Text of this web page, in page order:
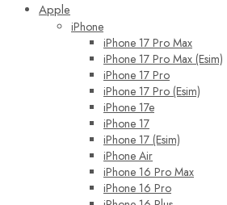
Apple
iPhone
iPhone 17 Pro Max
iPhone 17 Pro Max (Esim)
iPhone 17 Pro
iPhone 17 Pro (Esim)
iPhone 17e
iPhone 17
iPhone 17 (Esim)
iPhone Air
iPhone 16 Pro Max
iPhone 16 Pro